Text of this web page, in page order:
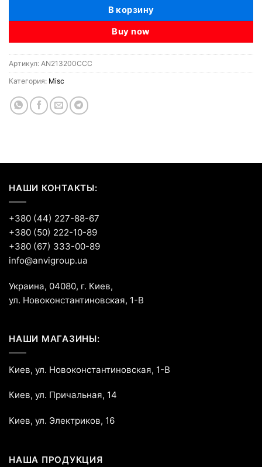
В корзину
Buy now
Артикул: AN213200CCC
Категория: Misc
НАШИ КОНТАКТЫ:
+380 (44) 227-88-67
+380 (50) 222-10-89
+380 (67) 333-00-89
info@anvigroup.ua
Украина, 04080, г. Киев,
ул. Новоконстантиновская, 1-В
НАШИ МАГАЗИНЫ:
Киев, ул. Новоконстантиновская, 1-В
Киев, ул. Причальная, 14
Киев, ул. Электриков, 16
НАША ПРОДУКЦИЯ